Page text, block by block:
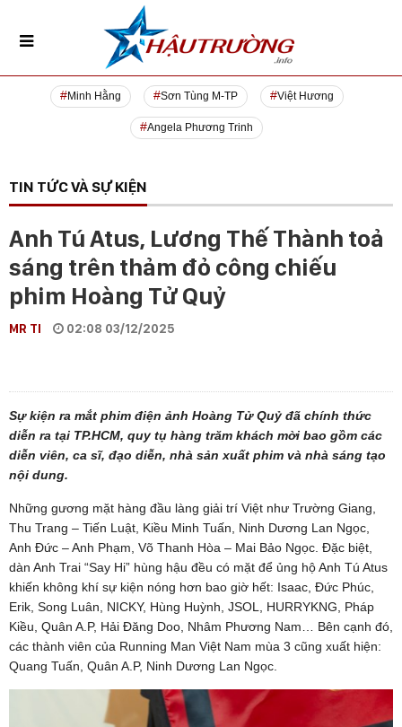
Minh Hằng Sơn Tùng M-TP Việt Hương
Angela Phương Trinh
TIN TỨC VÀ SỰ KIỆN
Anh Tú Atus, Lương Thế Thành toả
sáng trên thảm đỏ công chiếu
phim Hoàng Tử Quỷ
MR TI 02:08 03/12/2025
Sự kiện ra mắt phim điện ảnh Hoàng Tử Quỷ đã chính thức
diễn ra tại TP.HCM, quy tụ hàng trăm khách mời bao gồm các
diễn viên, ca sĩ, đạo diễn, nhà sản xuất phim và nhà sáng tạo
nội dung.
Những gương mặt hàng đầu làng giải trí Việt như Trường Giang,
Thu Trang – Tiến Luật, Kiều Minh Tuấn, Ninh Dương Lan Ngọc,
Anh Đức – Anh Phạm, Võ Thanh Hòa – Mai Bảo Ngọc. Đặc biệt,
dàn Anh Trai “Say Hi” hùng hậu đều có mặt để ủng hộ Anh Tú Atus
khiến không khí sự kiện nóng hơn bao giờ hết: Isaac, Đức Phúc,
Erik, Song Luân, NICKY, Hùng Huỳnh, JSOL, HURRYKNG, Pháp
Kiều, Quân A.P, Hải Đăng Doo, Nhâm Phương Nam… Bên cạnh đó,
các thành viên của Running Man Việt Nam mùa 3 cũng xuất hiện:
Quang Tuấn, Quân A.P, Ninh Dương Lan Ngọc.